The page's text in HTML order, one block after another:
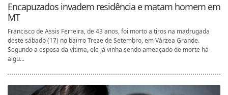
Encapuzados invadem residência e matam homem em
MT
Francisco de Assis Ferreira, de 43 anos, foi morto a tiros na madrugada
deste sábado (17) no bairro Treze de Setembro, em Várzea Grande.
Segundo a esposa da vítima, ele já vinha sendo ameaçado de morte há
algu...